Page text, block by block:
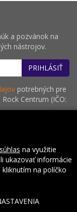
a pozvánok na
nástrojov.
PRIHLÁSIŤ
potrebných pre
Centrum (IČO:
Referencie
súhlas na využitie
ukazovať informácie
kliknutím na políčko